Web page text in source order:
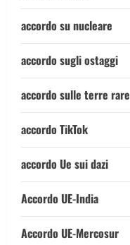
accordo su nucleare
accordo sugli ostaggi
accordo sulle terre rare
accordo TikTok
accordo Ue sui dazi
Accordo UE-India
Accordo UE-Mercosur